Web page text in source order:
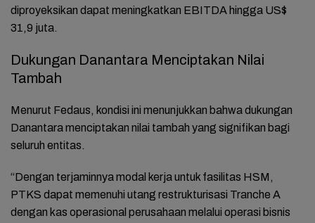
diproyeksikan dapat meningkatkan EBITDA hingga US$
31,9 juta.
Dukungan Danantara Menciptakan Nilai
Tambah
Menurut Fedaus, kondisi ini menunjukkan bahwa dukungan
Danantara menciptakan nilai tambah yang signifikan bagi
seluruh entitas.
“Dengan terjaminnya modal kerja untuk fasilitas HSM,
PTKS dapat memenuhi utang restrukturisasi Tranche A
dengan kas operasional perusahaan melalui operasi bisnis